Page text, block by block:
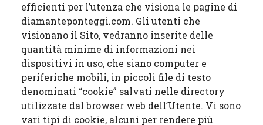
efficienti per l’utenza che visiona le pagine di
diamanteponteggi.com. Gli utenti che
visionano il Sito, vedranno inserite delle
quantità minime di informazioni nei
dispositivi in uso, che siano computer e
periferiche mobili, in piccoli file di testo
denominati “cookie” salvati nelle directory
utilizzate dal browser web dell’Utente. Vi sono
vari tipi di cookie, alcuni per rendere più